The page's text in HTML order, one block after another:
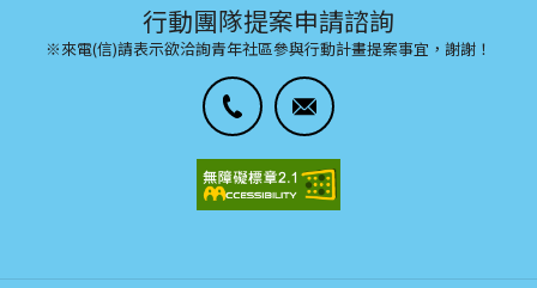
行動團隊提案申請諮詢
※來電(信)請表示欲洽詢青年社區參與行動計畫提案事宜，謝謝！